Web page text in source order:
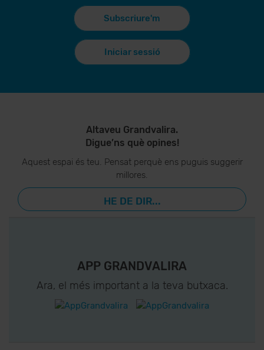
Subscriure'm
Iniciar sessió
Altaveu Grandvalira.
Digue’ns què opines!
Aquest espai és teu. Pensat perquè ens puguis suggerir
millores.
HE DE DIR...
APP GRANDVALIRA
Ara, el més important a la teva butxaca.